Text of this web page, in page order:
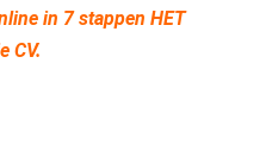
in 7 stappen HET
CV.